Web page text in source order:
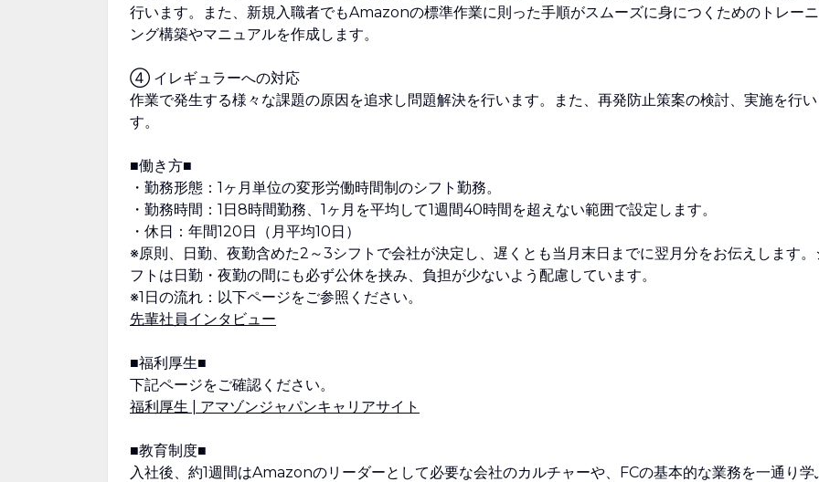
行います。また、新規入職者でもAmazonの標準作業に則った手順がスムーズに身につくためのトレーニ
ング構築やマニュアルを作成します。
④ イレギュラーへの対応
作業で発生する様々な課題の原因を追求し問題解決を行います。また、再発防止策案の検討、実施を行い
す。
■働き方■
・勤務形態：1ヶ月単位の変形労働時間制のシフト勤務。
・勤務時間：1日8時間勤務、1ヶ月を平均して1週間40時間を超えない範囲で設定します。
・休日：年間120日（月平均10日）
※原則、日勤、夜勤含めた2～3シフトで会社が決定し、遅くとも当月末日までに翌月分をお伝えします。
フトは日勤・夜勤の間にも必ず公休を挟み、負担が少ないよう配慮しています。
※1日の流れ：以下ページをご参照ください。
先輩社員インタビュー
■福利厚生■
下記ページをご確認ください。
福利厚生 | アマゾンジャパンキャリアサイト
■教育制度■
入社後、約1週間はAmazonのリーダーとして必要な会社のカルチャーや、FCの基本的な業務を一通り学